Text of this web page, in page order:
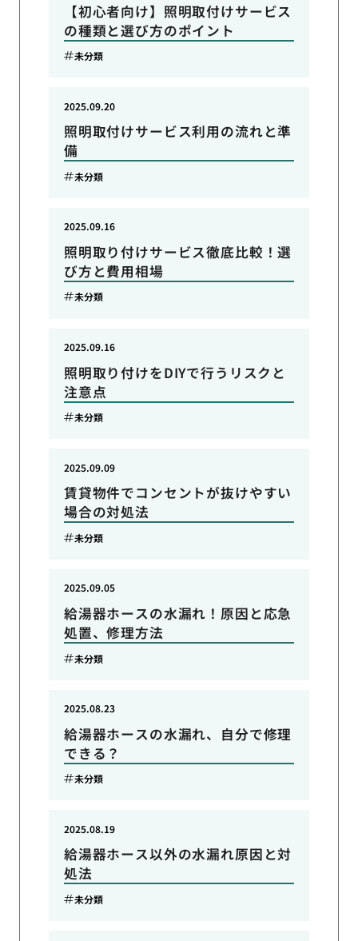
【初心者向け】照明取付けサービス
の種類と選び方のポイント
未分類
照明取付けサービス利用の流れと準
備
2025.09.20
未分類
照明取り付けサービス徹底比較！選
び方と費用相場
2025.09.16
未分類
照明取り付けをDIYで行うリスクと
注意点
2025.09.16
未分類
賃貸物件でコンセントが抜けやすい
場合の対処法
2025.09.09
未分類
給湯器ホースの水漏れ！原因と応急
処置、修理方法
2025.09.05
未分類
給湯器ホースの水漏れ、自分で修理
できる？
2025.08.23
未分類
給湯器ホース以外の水漏れ原因と対
処法
2025.08.19
未分類